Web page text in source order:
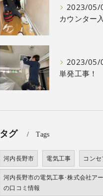
2023/05/
カウンター
2023/05/
単発工事！
タグ Tags
河内長野市 電気工事 コンセ
河内長野市の電気工事･株式会社ア
の口コミ情報